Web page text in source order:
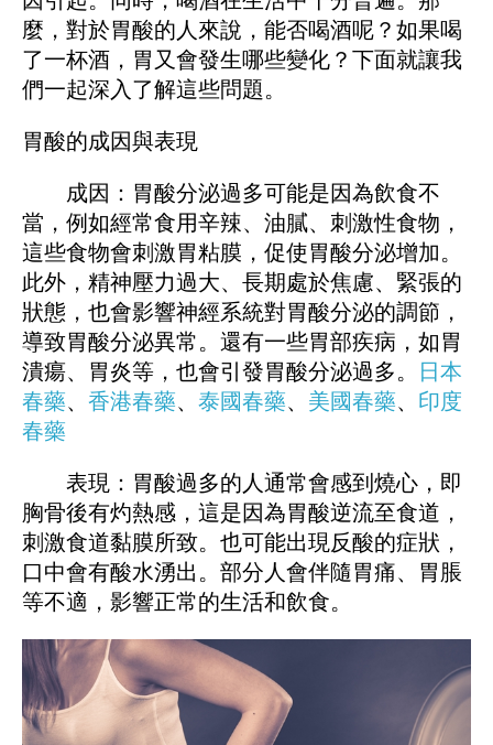
麼，對於胃酸的人來說，能否喝酒呢？如果喝
了一杯酒，胃又會發生哪些變化？下面就讓我
們一起深入了解這些問題。
胃酸的成因與表現
成因：胃酸分泌過多可能是因為飲食不
當，例如經常食用辛辣、油膩、刺激性食物，
這些食物會刺激胃粘膜，促使胃酸分泌增加。
此外，精神壓力過大、長期處於焦慮、緊張的
狀態，也會影響神經系統對胃酸分泌的調節，
導致胃酸分泌異常。還有一些胃部疾病，如胃
潰瘍、胃炎等，也會引發胃酸分泌過多。
日本
春藥、 香港春藥、 泰國春藥、 美國春藥、 印度
春藥
表現：胃酸過多的人通常會感到燒心，即
胸骨後有灼熱感，這是因為胃酸逆流至食道，
刺激食道黏膜所致。也可能出現反酸的症狀，
口中會有酸水湧出。部分人會伴隨胃痛、胃脹
等不適，影響正常的生活和飲食。